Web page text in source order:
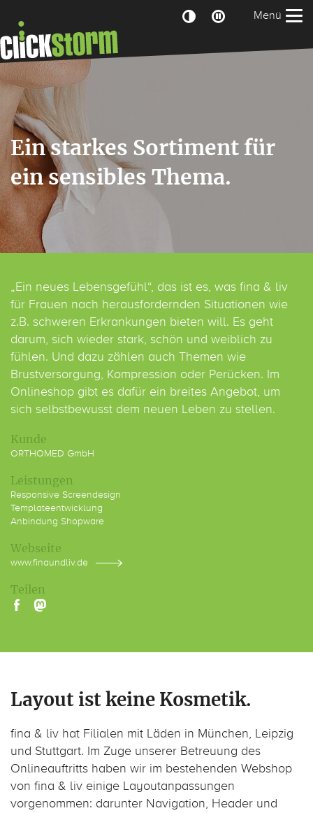
Zum Hauptbereich der
Menü
Ein starkes Sortiment für
ein sensibles Thema.
„Ein neues Lebensgefühl“, das ist es, was fina & liv
für Frauen nach herausfordernden Situationen wie
z.B. schweren Erkrankungen bieten will. Es geht
darum, sich wieder stark, schön und weiblich zu
fühlen. Und dazu zählen auch Themen wie
Brustversorgung, Kompression oder Perücken. Im
Onlineshop gibt es dafür ein breites Angebot, um
sich selbstbewusst dem neuen Leben zu stellen.
Kunde
ORTHOMED GmbH
Leistungen
Responsive Screendesign
Templateentwicklung
Anbindung Shopware
Webseite
www.finaundliv.de
Teilen
Layout ist keine Kosmetik.
fina & liv hat Filialen mit Läden in München, Leipzig
und Stuttgart. Im Zuge unserer Betreuung des
Onlineauftritts haben wir im bestehenden Webshop
von fina & liv einige Layoutanpassungen
vorgenommen: darunter Navigation, Header und